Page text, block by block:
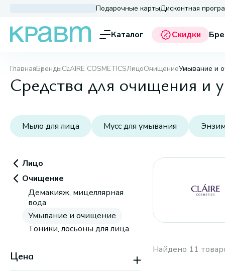
Подарочные картыДисконтная
Каталог Скидки
ГлавнаяБрендыCLAIRE COSMETICSЛицоОчищениеУмывание и
Средства для очищения и
Мыло для лица Мусс для умывания
Лицо
Очищение
Демакияж, мицеллярная
вода
Умывание и очищение
Тоники, лосьоны для лица
Цена Найдено 11